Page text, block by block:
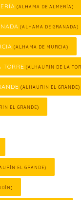
(ALHAMA DE ALMERÍA)
(ALHAMA DE GRANADA)
(ALHAMA DE MURCIA)
TORRE (ALHAURÍN DE LA
(ALHAURÍN EL GRANDE)
EL GRANDE)
EL GRANDE)